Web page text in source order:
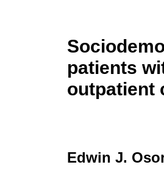
patients
outpatient
Edwin J.